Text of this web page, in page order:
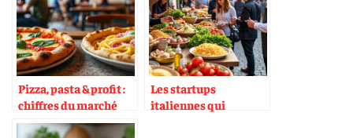
Pizza, pasta & profit :
chiffres du marché
européen
Les startups
italiennes qui